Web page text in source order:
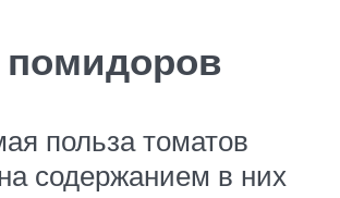
помидоров
польза томатов
содержанием в них